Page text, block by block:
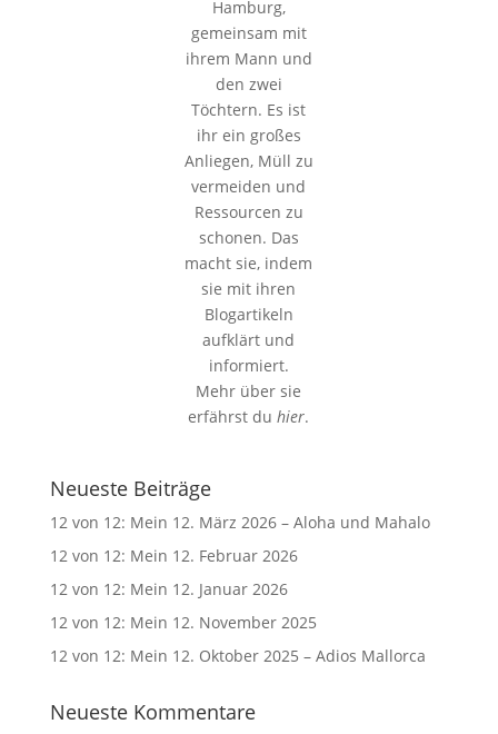
Hamburg,
gemeinsam mit
ihrem Mann und
den zwei
Töchtern. Es ist
ihr ein großes
Anliegen, Müll zu
vermeiden und
Ressourcen zu
schonen. Das
macht sie, indem
sie mit ihren
Blogartikeln
aufklärt und
informiert.
Mehr über sie
erfährst duhier.
Neueste Beiträge
12 von 12: Mein 12. März 2026 – Aloha und Mahalo
12 von 12: Mein 12. Februar 2026
12 von 12: Mein 12. Januar 2026
12 von 12: Mein 12. November 2025
12 von 12: Mein 12. Oktober 2025 – Adios Mallorca
Neueste Kommentare